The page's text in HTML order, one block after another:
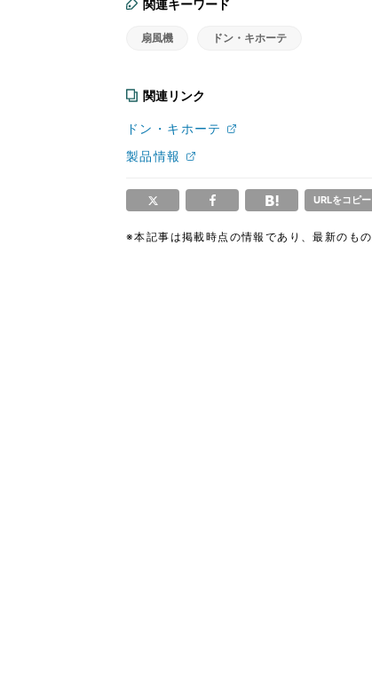
関連キーワード
扇風機 ドン・キホーテ
関連リンク
ドン・キホーテ
製品情報
URLをコピー
※本記事は掲載時点の情報であり、最新のも